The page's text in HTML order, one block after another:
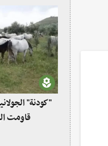
"كودنة"
قاومت